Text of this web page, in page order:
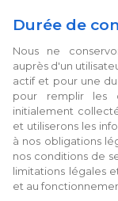
Durée de
Nous ne
auprès d'un
actif et pour une
pour remplir les
initialement
et utiliserons les
à nos obligations
nos conditions de
limitations légales
et au